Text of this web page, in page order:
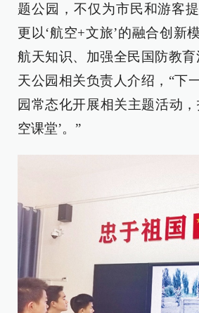
题公园，不仅为市民和游客
更以‘航空+文旅’的融合创新
航天知识、加强全民国防教
天公园相关负责人介绍，“下
园常态化开展相关主题活动
空课堂’。”